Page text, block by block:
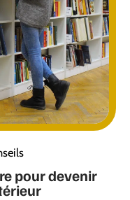
pour devenir